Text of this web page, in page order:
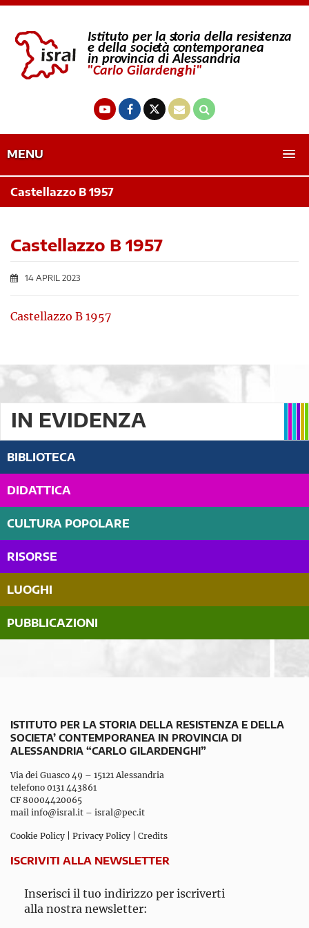
MENU
Castellazzo B 1957
Castellazzo B 1957
14 APRIL 2023
Castellazzo B 1957
IN EVIDENZA
BIBLIOTECA
DIDATTICA
CULTURA POPOLARE
RISORSE
LUOGHI
PUBBLICAZIONI
ISTITUTO PER LA STORIA DELLA RESISTENZA E DELLA
SOCIETA’ CONTEMPORANEA IN PROVINCIA DI
ALESSANDRIA “CARLO GILARDENGHI”
Via dei Guasco 49 – 15121 Alessandria
telefono 0131 443861
CF 80004420065
mail info@isral.it – isral@pec.it
Cookie Policy Privacy Policy Credits
ISCRIVITI ALLA NEWSLETTER
Inserisci il tuo indirizzo per iscriverti
alla nostra newsletter: